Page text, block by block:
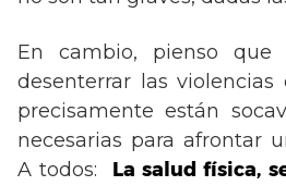
En cambio, pienso que
desenterrar las
precisamente están
necesarias para afrontar
A todos:
La salud física,